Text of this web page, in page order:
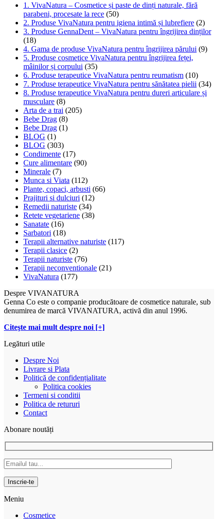
1. VivaNatura – Cosmetice și paste de dinți naturale, fără
parabeni, procesate la rece (50)
2. Produse VivaNatura pentru igiena intimă și lubrefiere (2)
3. Produse GennaDent – VivaNatura pentru îngrijirea dinților
(18)
4. Gama de produse VivaNatura pentru îngrijirea părului (9)
5. Produse cosmetice VivaNatura pentru îngrijirea feței,
mâinilor și corpului (35)
6. Produse terapeutice VivaNatura pentru reumatism (10)
7. Produse terapeutice VivaNatura pentru sănătatea pielii (34)
8. Produse terapeutice VivaNatura pentru dureri articulare și
musculare (8)
Arta de a trai (205)
Bebe Drag (8)
Bebe Drag (1)
BLOG (1)
BLOG (303)
Condimente (17)
Cure alimentare (90)
Minerale (7)
Munca si Viata (112)
Plante, copaci, arbusti (66)
Prajituri si dulciuri (12)
Remedii naturiste (34)
Retete vegetariene (38)
Sanatate (16)
Sarbatori (18)
Terapii alternative naturiste (117)
Terapii clasice (2)
Terapii naturiste (76)
Terapii neconventionale (21)
VivaNatura (177)
Despre VIVANATURA
Genna Co este o companie producătoare de cosmetice naturale, sub
denumirea de marcă VIVANATURA, activă din anul 1996.
Citeşte mai mult despre noi [+]
Legături utile
Despre Noi
Livrare si Plata
Politică de confidențialitate
Politica cookies
Termeni si conditii
Politica de retururi
Contact
Abonare noutăți
Meniu
Cosmetice